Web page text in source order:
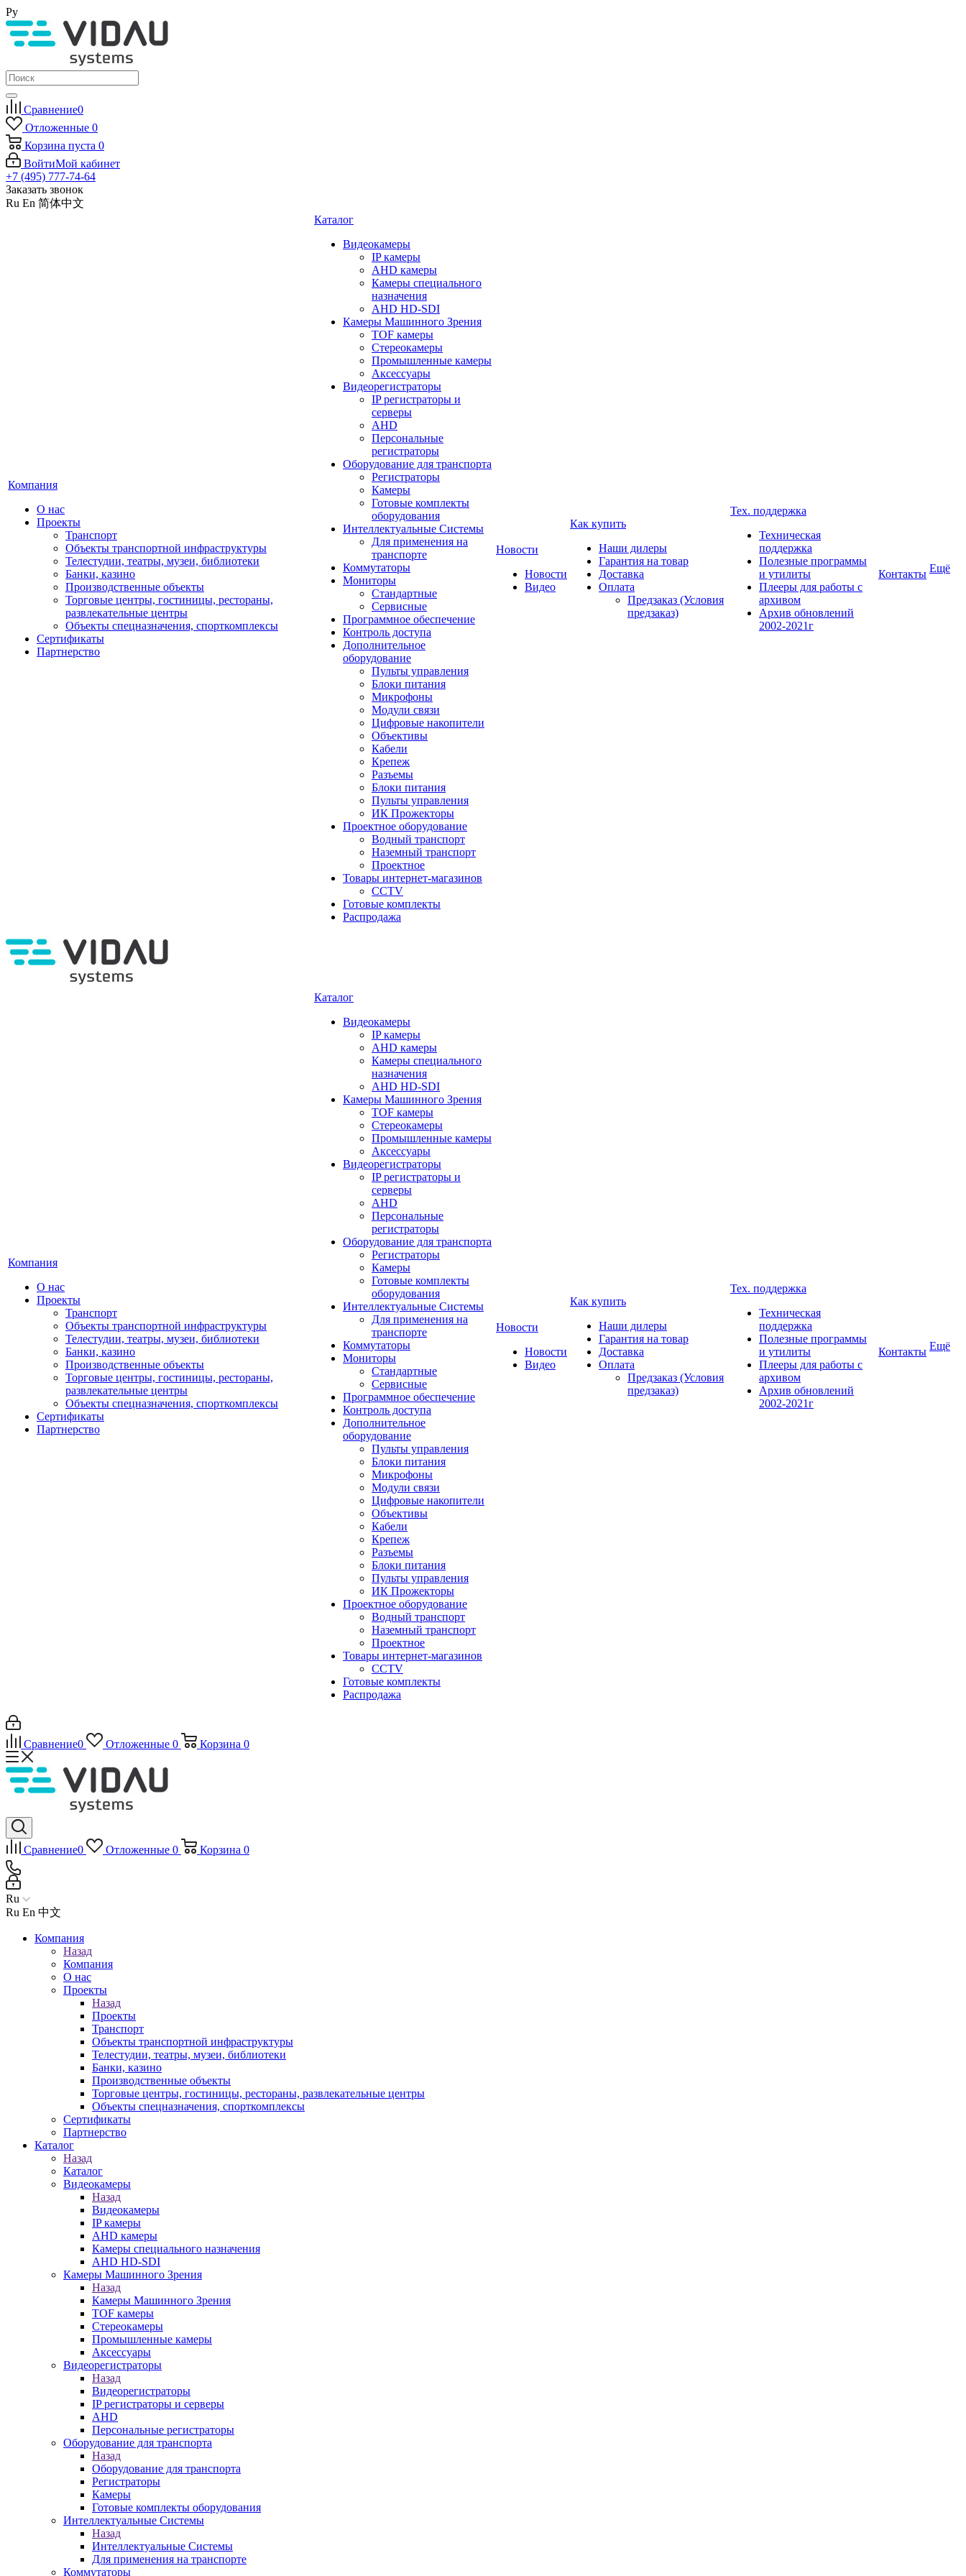
Ру
Сравнение0
Отложенные 0
Корзина пуста 0
ВойтиМой кабинет
+7 (495) 777-74-64
Заказать звонок
Ru En 简体中文
Компания
О нас
Проекты
Транспорт
Объекты транспортной инфраструктуры
Телестудии, театры, музеи, библиотеки
Банки, казино
Производственные объекты
Торговые центры, гостиницы, рестораны,
развлекательные центры
Объекты спецназначения, спорткомплексы
Сертификаты
Партнерство
Каталог
Видеокамеры
IP камеры
AHD камеры
Камеры специального
назначения
AHD HD-SDI
Камеры Машинного Зрения
TOF камеры
Стереокамеры
Промышленные камеры
Аксессуары
Видеорегистраторы
IP регистраторы и
серверы
AHD
Персональные
регистраторы
Оборудование для транспорта
Регистраторы
Камеры
Готовые комплекты
оборудования
Интеллектуальные Системы
Для применения на
транспорте
Коммутаторы
Мониторы
Стандартные
Сервисные
Программное обеспечение
Контроль доступа
Дополнительное
оборудование
Пульты управления
Блоки питания
Микрофоны
Модули связи
Цифровые накопители
Объективы
Кабели
Крепеж
Разъемы
Блоки питания
Пульты управления
ИК Прожекторы
Проектное оборудование
Водный транспорт
Наземный транспорт
Проектное
Товары интернет-магазинов
CCTV
Готовые комплекты
Распродажа
Новости
Новости
Видео
Как купить
Наши дилеры
Гарантия на товар
Доставка
Оплата
Предзаказ (Условия
предзаказ)
Тех. поддержка
Техническая
поддержка
Полезные программы
и утилиты
Плееры для работы с
архивом
Архив обновлений
2002-2021г
Контакты Ещё
Компания
О нас
Проекты
Транспорт
Объекты транспортной инфраструктуры
Телестудии, театры, музеи, библиотеки
Банки, казино
Производственные объекты
Торговые центры, гостиницы, рестораны,
развлекательные центры
Объекты спецназначения, спорткомплексы
Сертификаты
Партнерство
Каталог
Видеокамеры
IP камеры
AHD камеры
Камеры специального
назначения
AHD HD-SDI
Камеры Машинного Зрения
TOF камеры
Стереокамеры
Промышленные камеры
Аксессуары
Видеорегистраторы
IP регистраторы и
серверы
AHD
Персональные
регистраторы
Оборудование для транспорта
Регистраторы
Камеры
Готовые комплекты
оборудования
Интеллектуальные Системы
Для применения на
транспорте
Коммутаторы
Мониторы
Стандартные
Сервисные
Программное обеспечение
Контроль доступа
Дополнительное
оборудование
Пульты управления
Блоки питания
Микрофоны
Модули связи
Цифровые накопители
Объективы
Кабели
Крепеж
Разъемы
Блоки питания
Пульты управления
ИК Прожекторы
Проектное оборудование
Водный транспорт
Наземный транспорт
Проектное
Товары интернет-магазинов
CCTV
Готовые комплекты
Распродажа
Новости
Новости
Видео
Как купить
Наши дилеры
Гарантия на товар
Доставка
Оплата
Предзаказ (Условия
предзаказ)
Тех. поддержка
Техническая
поддержка
Полезные программы
и утилиты
Плееры для работы с
архивом
Архив обновлений
2002-2021г
Контакты Ещё
Сравнение0 Отложенные 0 Корзина 0
Сравнение0 Отложенные 0 Корзина 0
Ru
Ru En 中文
Компания
Назад
Компания
О нас
Проекты
Назад
Проекты
Транспорт
Объекты транспортной инфраструктуры
Телестудии, театры, музеи, библиотеки
Банки, казино
Производственные объекты
Торговые центры, гостиницы, рестораны, развлекательные центры
Объекты спецназначения, спорткомплексы
Сертификаты
Партнерство
Каталог
Назад
Каталог
Видеокамеры
Назад
Видеокамеры
IP камеры
AHD камеры
Камеры специального назначения
AHD HD-SDI
Камеры Машинного Зрения
Назад
Камеры Машинного Зрения
TOF камеры
Стереокамеры
Промышленные камеры
Аксессуары
Видеорегистраторы
Назад
Видеорегистраторы
IP регистраторы и серверы
AHD
Персональные регистраторы
Оборудование для транспорта
Назад
Оборудование для транспорта
Регистраторы
Камеры
Готовые комплекты оборудования
Интеллектуальные Системы
Назад
Интеллектуальные Системы
Для применения на транспорте
Коммутаторы